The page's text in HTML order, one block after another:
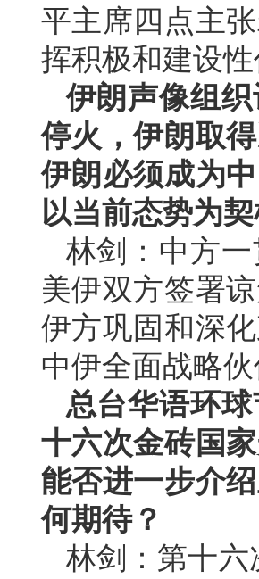
平主席四点主
挥积极和建设性
伊朗声像组
停火，伊朗取
伊朗必须成为
以当前态势为
林剑：中方
美伊双方签署
伊方巩固和深
中伊全面战略伙
总台华语环
十六次金砖国
能否进一步介
何期待？
林剑：第十六